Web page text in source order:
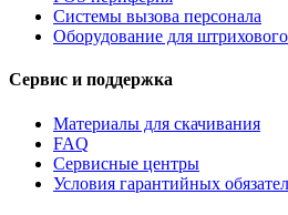
Системы вызова персонала
Оборудование для
Сервис и поддержка
Материалы для скачивания
FAQ
Сервисные центры
Условия гарантийных